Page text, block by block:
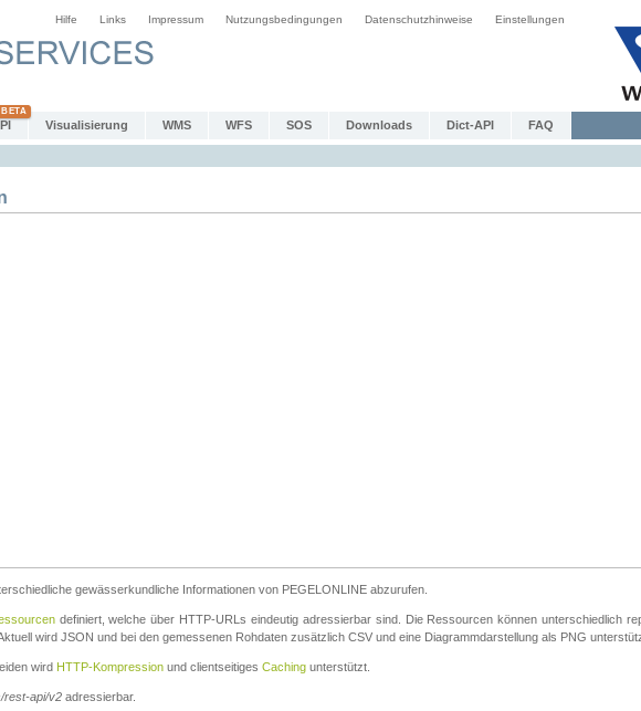
Hilfe Links Impressum Nutzungsbedingungen Datenschutzhinweise Einstellungen
Visualisierung WMS WFS SOS Downloads Dict-API FAQ
gewässerkundliche Informationen von PEGELONLINE abzurufen.
definiert, welche über HTTP-URLs eindeutig adressierbar sind. Die Ressourcen können unterschiedlich
wird JSON und bei den gemessenen Rohdaten zusätzlich CSV und eine Diagrammdarstellung als PNG
wird HTTP-Kompression und clientseitiges Caching unterstützt.
rest-api/v2 adressierbar.